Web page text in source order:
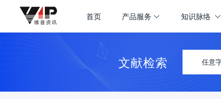
首页 产品服务 知识脉络
文献检索 任意